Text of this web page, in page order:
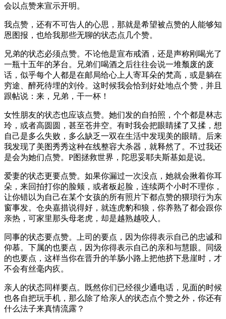
会以点赞来宣示开明。
我点赞，还有不可告人的心思，那就是希望被点赞的人能够知
恩图报，也给我那些无聊的状态点几个赞。
兄弟的状态必须点赞。不论他是宣布戒酒，还是声称刚喝光了
一瓶十五年的茅台。兄弟们喝酒之后往往会说一堆颓废的废
话，似乎每个人都是在邮局给心上人寄耳朵的梵高，或是躺在
穷途、醉死待埋的刘伶。这时候我会恰到好处地点个赞，并且
跟帖说：来，兄弟，干一杯！
女性朋友的状态也应该点赞。她们发的自拍照，个个都是林志
玲，或者高圆圆，甚至苍井空。有时我会把眼睛揉了又揉，想
自己是多么失败，多么缺乏一双在生活中发现美的眼睛。后来
我发现了美图秀秀这种在线整容大杀器，就释然了。不过我还
是会为她们点赞。P图拯救世界，陀思妥耶夫斯基如是说。
爱妻的状态更要点赞。如果你漏过一次没点，她就会揪着你耳
朵，来回拍打你的脸颊，或者板起脸，连续两个小时不理你，
让你错以为自己在某个女孩的所有照片下都点赞的猥琐行为东
窗事发。仓央嘉措说得好，就连虎豹和狼，你养熟了都会跟你
亲热，可家里那头母老虎，却是越熟越咬人。
同事的状态要点赞。上司的要点，因为你得表示自己的忠诚和
仰慕。下属的也要点，因为你得表示自己的亲和与慧眼。同级
的也要点，这样当你在晋升的羊肠小路上把他挤下悬崖时，才
不会有丝毫内疚。
亲人的状态同样要点。既然你们已经很少通电话，见面的时候
也各自把玩手机，那么除了给亲人的状态点个赞之外，你还有
什么法子来真情流露？